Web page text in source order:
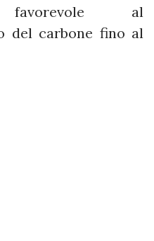
favorevole al
del carbone fino al